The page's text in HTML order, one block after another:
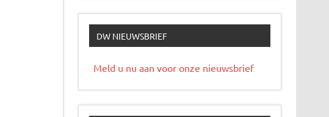
DW NIEUWSBRIEF
Meld u nu aan voor onze nieuwsbrief